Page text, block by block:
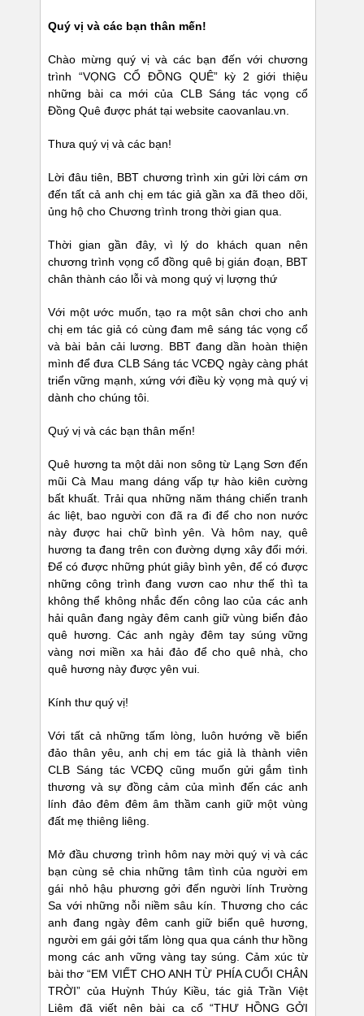
Quý vị và các bạn thân mến!
Chào mừng quý vị và các bạn đến với chương
trình “VỌNG CỔ ĐỒNG QUÊ” kỳ 2 giới thiệu
những bài ca mới của CLB Sáng tác vọng cổ
Đồng Quê được phát tại website caovanlau.vn.
Thưa quý vị và các bạn!
Lời đâu tiên, BBT chương trình xin gửi lời cám ơn
đến tất cả anh chị em tác giả gần xa đã theo dõi,
ủng hộ cho Chương trình trong thời gian qua.
Thời gian gần đây, vì lý do khách quan nên
chương trình vọng cổ đồng quê bị gián đoạn, BBT
chân thành cáo lỗi và mong quý vị lượng thứ
Với một ước muốn, tạo ra một sân chơi cho anh
chị em tác giả có cùng đam mê sáng tác vọng cổ
và bài bản cải lương. BBT đang dần hoàn thiện
mình để đưa CLB Sáng tác VCĐQ ngày càng phát
triển vững mạnh, xứng với điều kỳ vọng mà quý vị
dành cho chúng tôi.
Quý vị và các bạn thân mến!
Quê hương ta một dải non sông từ Lạng Sơn đến
mũi Cà Mau mang dáng vấp tự hào kiên cường
bất khuất. Trải qua những năm tháng chiến tranh
ác liệt, bao người con đã ra đi để cho non nước
này được hai chữ bình yên. Và hôm nay, quê
hương ta đang trên con đường dựng xây đổi mới.
Để có được những phút giây bình yên, để có được
những công trình đang vươn cao như thế thì ta
không thể không nhắc đến công lao của các anh
hải quân đang ngày đêm canh giữ vùng biển đảo
quê hương. Các anh ngày đêm tay súng vững
vàng nơi miền xa hải đảo để cho quê nhà, cho
quê hương này được yên vui.
Kính thư quý vị!
Với tất cả những tấm lòng, luôn hướng về biển
đảo thân yêu, anh chị em tác giả là thành viên
CLB Sáng tác VCĐQ cũng muốn gửi gắm tình
thương và sự đồng cảm của mình đến các anh
lính đảo đêm đêm âm thầm canh giữ một vùng
đất mẹ thiêng liêng.
Mở đầu chương trình hôm nay mời quý vị và các
bạn cùng sẻ chia những tâm tình của người em
gái nhỏ hậu phương gởi đến người lính Trường
Sa với những nỗi niềm sâu kín. Thương cho các
anh đang ngày đêm canh giữ biển quê hương,
người em gái gởi tấm lòng qua qua cánh thư hồng
mong các anh vững vàng tay súng. Cảm xúc từ
bài thơ “EM VIẾT CHO ANH TỪ PHÍA CUỐI CHÂN
TRỜI” của Huỳnh Thúy Kiều, tác giả Trần Việt
Liêm đã viết nên bài ca cổ “THƯ HỒNG GỞI